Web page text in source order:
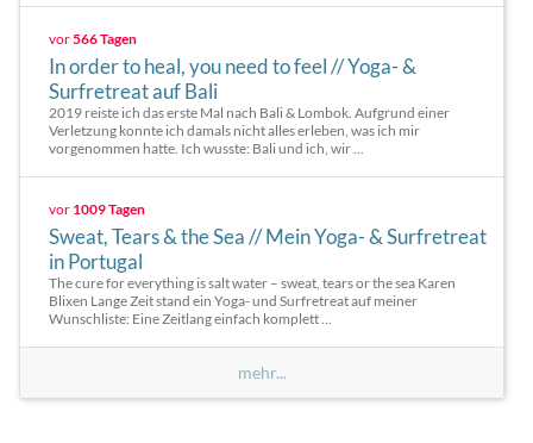
vor566 Tagen
In order to heal, you need to feel // Yoga- &
Surfretreat auf Bali
2019 reiste ich das erste Mal nach Bali & Lombok. Aufgrund einer
Verletzung konnte ich damals nicht alles erleben, was ich mir
vorgenommen hatte. Ich wusste: Bali und ich, wir ...
vor 1009 Tagen
Sweat, Tears & the Sea // Mein Yoga- & Surfretreat
in Portugal
The cure for everything is salt water – sweat, tears or the sea Karen
Blixen Lange Zeit stand ein Yoga- und Surfretreat auf meiner
Wunschliste: Eine Zeitlang einfach komplett ...
mehr...